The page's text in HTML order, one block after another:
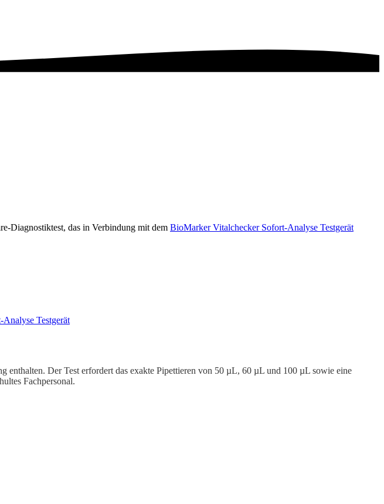
Diagnostiktest, das in Verbindung mit dem BioMarker Vitalchecker Sofort-Analyse Testgerät
Testgerät
Der Test erfordert das exakte Pipettieren von 50 µL, 60 µL und 100 µL sowie eine
Fachpersonal.